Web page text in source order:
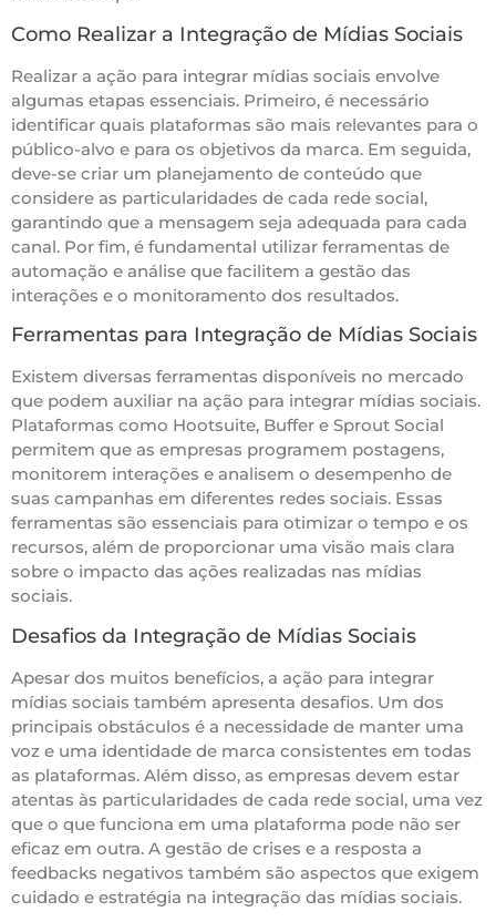
Como Realizar a Integração de Mídias Sociais
Realizar a ação para integrar mídias sociais envolve
algumas etapas essenciais. Primeiro, é necessário
identificar quais plataformas são mais relevantes para o
público-alvo e para os objetivos da marca. Em seguida,
deve-se criar um planejamento de conteúdo que
considere as particularidades de cada rede social,
garantindo que a mensagem seja adequada para cada
canal. Por fim, é fundamental utilizar ferramentas de
automação e análise que facilitem a gestão das
interações e o monitoramento dos resultados.
Ferramentas para Integração de Mídias Sociais
Existem diversas ferramentas disponíveis no mercado
que podem auxiliar na ação para integrar mídias sociais.
Plataformas como Hootsuite, Buffer e Sprout Social
permitem que as empresas programem postagens,
monitorem interações e analisem o desempenho de
suas campanhas em diferentes redes sociais. Essas
ferramentas são essenciais para otimizar o tempo e os
recursos, além de proporcionar uma visão mais clara
sobre o impacto das ações realizadas nas mídias
sociais.
Desafios da Integração de Mídias Sociais
Apesar dos muitos benefícios, a ação para integrar
mídias sociais também apresenta desafios. Um dos
principais obstáculos é a necessidade de manter uma
voz e uma identidade de marca consistentes em todas
as plataformas. Além disso, as empresas devem estar
atentas às particularidades de cada rede social, uma vez
que o que funciona em uma plataforma pode não ser
eficaz em outra. A gestão de crises e a resposta a
feedbacks negativos também são aspectos que exigem
cuidado e estratégia na integração das mídias sociais.